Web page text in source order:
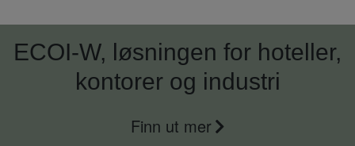
ECOI-W, løsningen for hoteller,
kontorer og industri
Finn ut mer